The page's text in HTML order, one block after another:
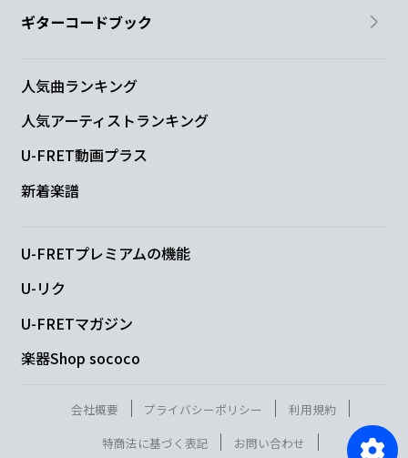
ギターコードブック
人気曲ランキング
人気アーティストランキング
U-FRET動画プラス
新着楽譜
U-FRETプレミアムの機能
U-リク
U-FRETマガジン
楽器Shop sococo
会社概要 プライバシーポリシー
利用規約
特商法に基づく表記
お問い合わせ